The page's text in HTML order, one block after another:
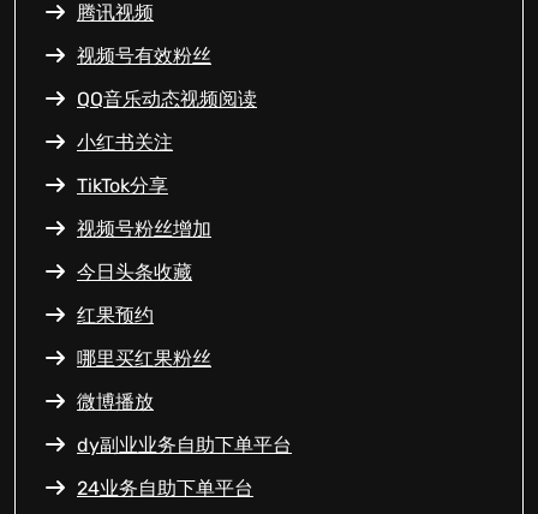
腾讯视频
视频号有效粉丝
QQ音乐动态视频阅读
小红书关注
TikTok分享
视频号粉丝增加
今日头条收藏
红果预约
哪里买红果粉丝
微博播放
dy副业业务自助下单平台
24业务自助下单平台